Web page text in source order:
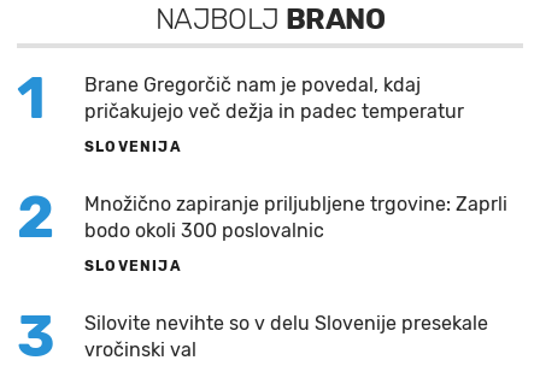
NAJBOLJ BRANO
1
Brane Gregorčič nam je povedal, kdaj
pričakujejo več dežja in padec temperatur
SLOVENIJA
2
Množično zapiranje priljubljene trgovine: Zaprli
bodo okoli 300 poslovalnic
SLOVENIJA
3
Silovite nevihte so v delu Slovenije presekale
vročinski val